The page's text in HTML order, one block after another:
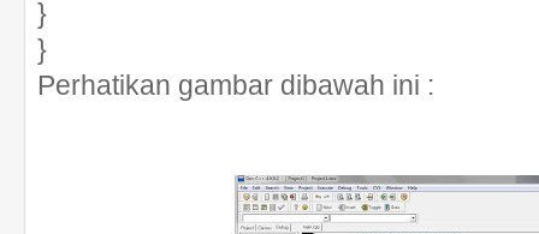
}
}
Perhatikan gambar dibawah ini :